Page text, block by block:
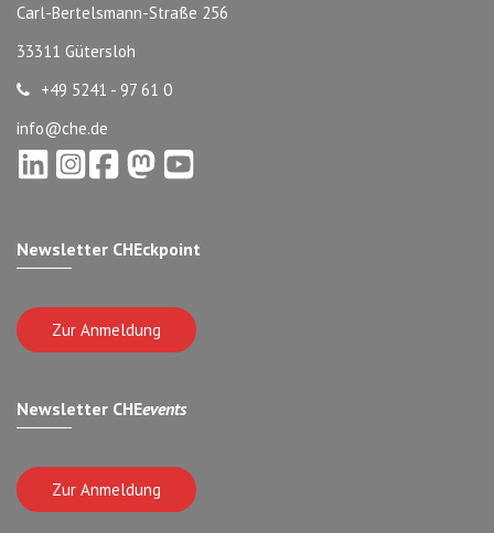
Carl-Bertelsmann-Straße 256
33311 Gütersloh
+49 5241 - 97 61 0
info@che.de
Newsletter CHEckpoint
Zur Anmeldung
Newsletter CHEevents
Zur Anmeldung